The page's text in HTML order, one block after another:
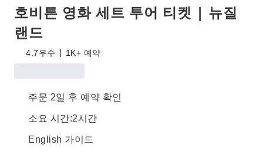
호비튼 영화 세트 투어 티켓 | 뉴질
랜드
4.7우수 1K+ 예약
주문 2일 후 예약 확인
소요 시간:2시간
English 가이드